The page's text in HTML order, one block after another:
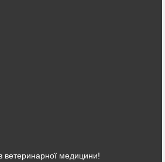
ветеринарної медицини!